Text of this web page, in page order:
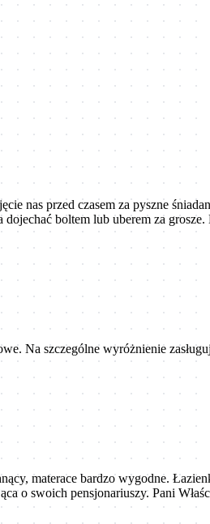
nas przed czasem za pyszne
boltem lub uberem za
Na szczególne wyróżnienie
materace bardzo wygodne.
o swoich pensjonariuszy. Pani